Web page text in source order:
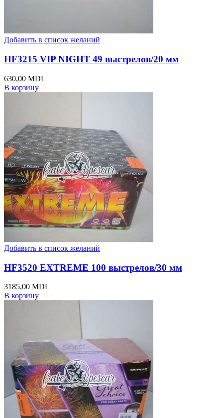
Добавить в список желаний
HF3215 VIP NIGHT 49 выстрелов/20 мм
630,00 MDL
В корзину
Добавить в список желаний
HF3520 EXTREME 100 выстрелов/30 мм
3185,00 MDL
В корзину